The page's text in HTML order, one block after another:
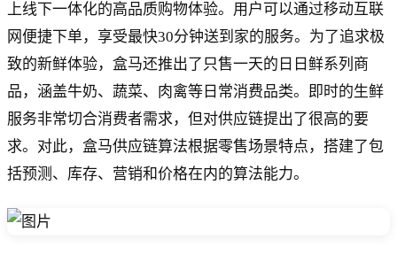
上线下一体化的高品质购物体验。用户可以通过移动互联
网便捷下单，享受最快30分钟送到家的服务。为了追求极
致的新鲜体验，盒马还推出了只售一天的日日鲜系列商
品，涵盖牛奶、蔬菜、肉禽等日常消费品类。即时的生鲜
服务非常切合消费者需求，但对供应链提出了很高的要
求。对此，盒马供应链算法根据零售场景特点，搭建了包
括预测、库存、营销和价格在内的算法能力。